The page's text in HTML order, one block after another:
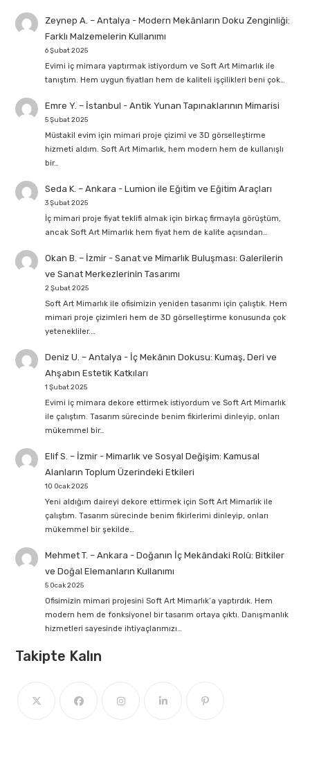
Zeynep A. – Antalya - Modern Mekânların Doku Zenginliği:
Farklı Malzemelerin Kullanımı
6 Şubat 2025
Evimi iç mimara yaptırmak istiyordum ve Soft Art Mimarlık ile
tanıştım. Hem uygun fiyatları hem de kaliteli işçilikleri beni çok…
Emre Y. – İstanbul - Antik Yunan Tapınaklarının Mimarisi
5 Şubat 2025
Müstakil evim için mimari proje çizimi ve 3D görselleştirme
hizmeti aldım. Soft Art Mimarlık, hem modern hem de kullanışlı
bir…
Seda K. – Ankara - Lumion ile Eğitim ve Eğitim Araçları
3 Şubat 2025
İç mimari proje fiyat teklifi almak için birkaç firmayla görüştüm,
ancak Soft Art Mimarlık hem fiyat hem de kalite açısından…
Okan B. – İzmir- Sanat ve Mimarlık Buluşması: Galerilerin
ve Sanat Merkezlerinin Tasarımı
2 Şubat 2025
Soft Art Mimarlık ile ofisimizin yeniden tasarımı için çalıştık. Hem
mimari proje çizimleri hem de 3D görselleştirme konusunda çok
yetenekliler.…
Deniz U. – Antalya - İç Mekânın Dokusu: Kumaş, Deri ve
Ahşabın Estetik Katkıları
1 Şubat 2025
Evimi iç mimara dekore ettirmek istiyordum ve Soft Art Mimarlık
ile çalıştım. Tasarım sürecinde benim fikirlerimi dinleyip, onları
mükemmel bir…
Elif S. – İzmir- Mimarlık ve Sosyal Değişim: Kamusal
Alanların Toplum Üzerindeki Etkileri
10 Ocak 2025
Yeni aldığım daireyi dekore ettirmek için Soft Art Mimarlık ile
çalıştım. Tasarım sürecinde benim fikirlerimi dinleyip, onları
mükemmel bir şekilde…
Mehmet T. – Ankara - Doğanın İç Mekândaki Rolü: Bitkiler
ve Doğal Elemanların Kullanımı
5 Ocak 2025
Ofisimizin mimari projesini Soft Art Mimarlık’a yaptırdık. Hem
modern hem de fonksiyonel bir tasarım ortaya çıktı. Danışmanlık
hizmetleri sayesinde ihtiyaçlarımızı…
Takipte Kalın